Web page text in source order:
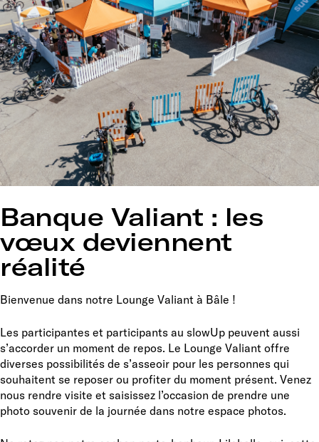
Banque Valiant : les
vœux deviennent
réalité
Bienvenue dans notre Lounge Valiant à Bâle !
Les participantes et participants au slowUp peuvent aussi
s’accorder un moment de repos. Le Lounge Valiant offre
diverses possibilités de s’asseoir pour les personnes qui
souhaitent se reposer ou profiter du moment présent. Venez
nous rendre visite et saisissez l’occasion de prendre une
photo souvenir de la journée dans notre espace photos.